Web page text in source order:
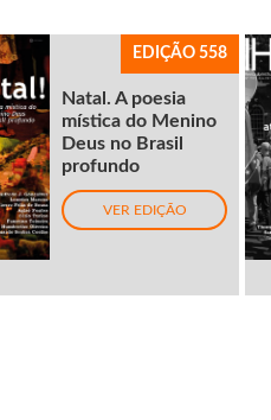
EDIÇÃO 558
Natal. A poesia
mística do Menino
Deus no Brasil
profundo
VER EDIÇÃO